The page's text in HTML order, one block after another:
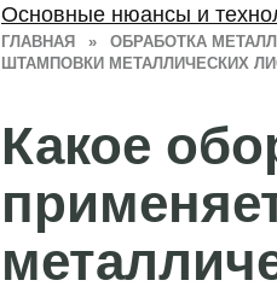
ГЛАВНАЯ » ОБРАБОТКА
ШТАМПОВКИ МЕТАЛЛИЧЕСКИХ
Какое
Основные нюансы и